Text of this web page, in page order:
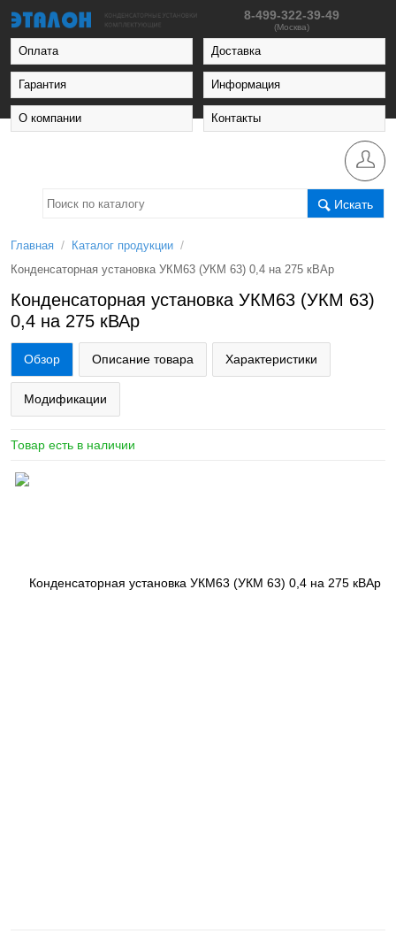
8-499-322-39-49
(Москва)
Оплата Доставка
Гарантия Информация
О компании Контакты
Искать
Главная / Каталог продукции /
Конденсаторная установка УКМ63 (УКМ 63) 0,4 на 275 кВАр
Конденсаторная установка УКМ63 (УКМ 63)
0,4 на 275 кВАр
Обзор Описание товара Характеристики
Модификации
Товар есть в наличии